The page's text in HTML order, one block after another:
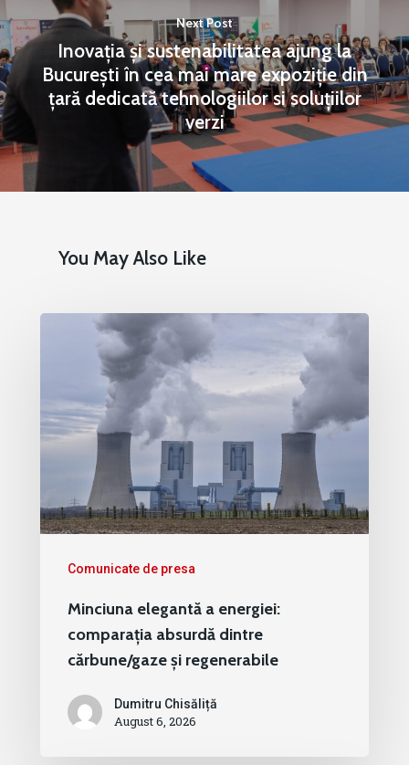
Next Post
Inovația și sustenabilitatea ajung la
București în cea mai mare expoziție din
țară dedicată tehnologiilor si soluțiilor
verzi
You May Also Like
Comunicate de presa
Minciuna elegantă a energiei:
comparația absurdă dintre
cărbune/gaze și regenerabile
Dumitru Chisăliță
August 6, 2026